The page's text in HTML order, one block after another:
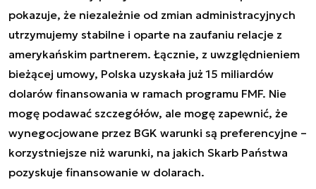
pokazuje, że niezależnie od zmian administracyjnych
utrzymujemy stabilne i oparte na zaufaniu relacje z
amerykańskim partnerem. Łącznie, z uwzględnieniem
bieżącej umowy, Polska uzyskała już 15 miliardów
dolarów finansowania w ramach programu FMF. Nie
mogę podawać szczegółów, ale mogę zapewnić, że
wynegocjowane przez BGK warunki są preferencyjne –
korzystniejsze niż warunki, na jakich Skarb Państwa
pozyskuje finansowanie w dolarach.